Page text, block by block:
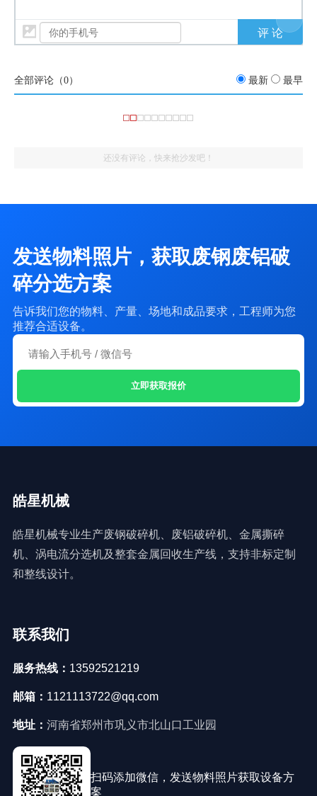
全部评论（0） 最新 最早
还没有评论，快来抢沙发吧！
发送物料照片，获取废钢废铝破
碎分选方案
告诉我们您的物料、产量、场地和成品要求，工程师为您
推荐合适设备。
立即获取报价
皓星机械
皓星机械专业生产废钢破碎机、废铝破碎机、金属撕碎
机、涡电流分选机及整套金属回收生产线，支持非标定制
和整线设计。
联系我们
服务热线： 13592521219
邮箱： 1121113722@qq.com
地址： 河南省郑州市巩义市北山口工业园
扫码添加微信，发送物料照片获取设备方
案